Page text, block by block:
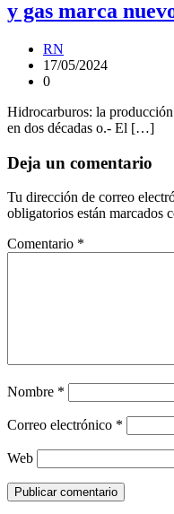
y gas marca
RN
17/05/2024
0
Hidrocarburos: la
en dos décadas o.- El […]
Deja un comentario
Tu dirección de correo
obligatorios están marcados
Comentario *
Nombre *
Correo electrónico *
Web